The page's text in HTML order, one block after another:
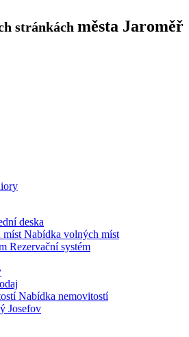
stránkách města Jaroměř
deska
Nabídka volných míst
Rezervační systém
Nabídka nemovitostí
Josefov